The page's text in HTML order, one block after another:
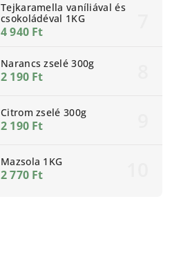
Tejkaramella vaníliával és
csokoládéval 1KG
4 940 Ft
Narancs zselé 300g
2 190 Ft
Citrom zselé 300g
2 190 Ft
Mazsola 1KG
2 770 Ft